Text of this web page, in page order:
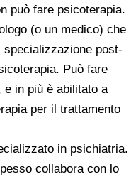
può fare psicoterapia.
(o un medico) che
specializzazione post-
Può fare
in più è abilitato a
per il trattamento
in psichiatria.
collabora con lo